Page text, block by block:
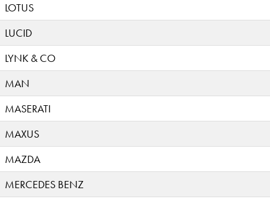
LOTUS
LUCID
LYNK & CO
MAN
MASERATI
MAXUS
MAZDA
MERCEDES BENZ